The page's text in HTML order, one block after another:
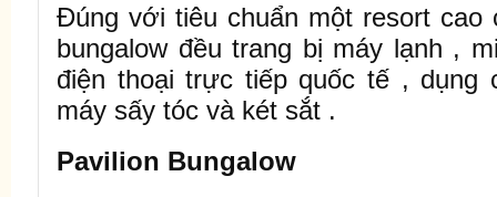
Đúng với tiêu chuẩn một resort
bungalow đều trang bị máy lạnh ,
điện thoại trực tiếp quốc tế , dụng
máy sấy tóc và két sắt .
Pavilion Bungalow